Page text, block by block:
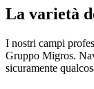
La varietà
I nostri campi
Gruppo Migros.
sicuramente